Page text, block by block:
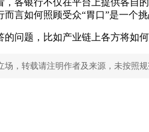
，各银行不仅在平台上提供各
言如何照顾受众“胃口”是一个挑
问题，比如产业链上各方将如
，转载请注明作者及来源，未按照